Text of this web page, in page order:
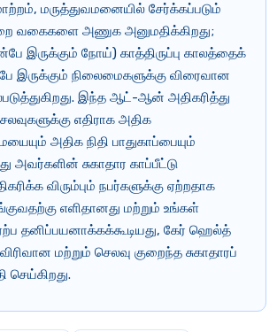
மருத்துவமனையில் சேர்க்கப்படும்
வகைகளை அணுக அனுமதிக்கிறது;
இருக்கும் நோய்) காத்திருப்பு காலத்தைக்
இருக்கும் நிலைமைகளுக்கு விரைவான
இந்த ஆட்-ஆன் அதிகரித்து
எதிராக அதிக
அதிக நிதி பாதுகாப்பையும்
அவர்களின் சுகாதார காப்பீட்டு
விரும்பும் நபர்களுக்கு ஏற்றதாக
எளிதானது மற்றும் உங்கள்
தனிப்பயனாக்கக்கூடியது, கேர் ஹெல்த்
மற்றும் செலவு குறைந்த சுகாதாரப்
செய்கிறது.